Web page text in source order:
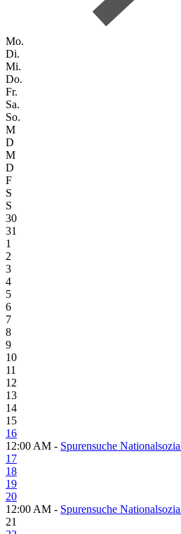
Mo.
Di.
Mi.
Do.
Fr.
Sa.
So.
M
D
M
D
F
S
S
30
31
1
2
3
4
5
6
7
8
9
10
11
12
13
14
15
16
12:00 AM - Spurensuche
17
18
19
20
12:00 AM - Spurensuche
21